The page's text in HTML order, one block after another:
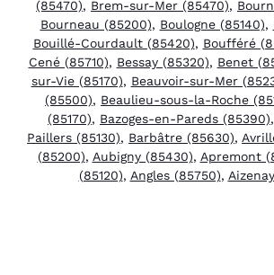
(85470), Brem-sur-Mer (85470),
Bourneau (85200), Boulogne (85140),
Bouillé-Courdault (85420), Boufféré
Cené (85710), Bessay (85320), Benet
sur-Vie (85170), Beauvoir-sur-Mer
(85500), Beaulieu-sous-la-Roche
(85170), Bazoges-en-Pareds (85390),
Paillers (85130), Barbâtre (85630),
(85200), Aubigny (85430), Apremont
(85120), Angles (85750),